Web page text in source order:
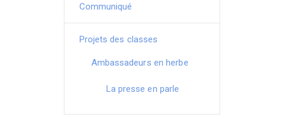
Communiqué
Projets des classes
Ambassadeurs en herbe
La presse en parle